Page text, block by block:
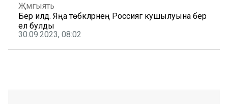
Җәмгыять
Бер илдә. Яңа төбәкләрнең Россиягә кушылуына бер
ел булды
30.09.2023, 08:02